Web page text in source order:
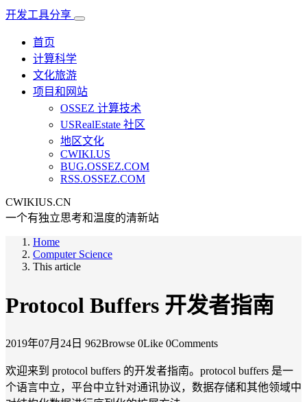
开发工具分享
首页
计算科学
文化旅游
项目和网站
OSSEZ 计算技术
USRealEstate 社区
地区文化
CWIKI.US
BUG.OSSEZ.COM
RSS.OSSEZ.COM
CWIKIUS.CN
一个有独立思考和温度的清新站
Home
Computer Science
This article
Protocol Buffers 开发者指南
2019年07月24日 962Browse 0Like 0Comments
欢迎来到 protocol buffers 的开发者指南。protocol buffers 是一
个语言中立，平台中立针对通讯协议，数据存储和其他领域中